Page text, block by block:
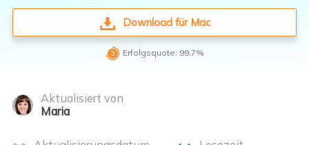
Download für Mac
 Erfolgsquote: 99,7%
Aktualisiert von
Maria